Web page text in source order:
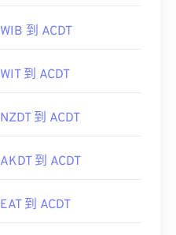
WIB 到 ACDT
WIT 到 ACDT
NZDT 到 ACDT
AKDT 到 ACDT
EAT 到 ACDT